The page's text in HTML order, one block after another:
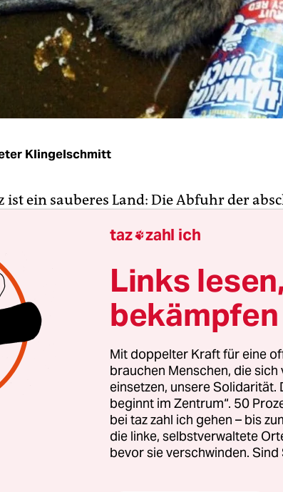
Klingelschmitt
ist ein sauberes Land: Die Abfuhr der
und die "Kehrwägli" sind rund
dennoch: Auch in der klinisch reinen
Mehr als zehn Millionen sollen es nach
sein, vornehmlich
Das macht knapp vier
Viecher" seien diese Ratten,
wahrheitsgemäß, als es jüngst über
die auf ein Rheinhochwasser
Schwanz gegen einen halben Meter
taz zahl ich
Links
bekämpfen
Mit doppelter Kraft für eine
brauchen Menschen, die
einsetzen, unsere Solidarität.
beginnt im Zentrum“. 50
bei taz zahl ich gehen – bis
die linke, selbstverwaltete
bevor sie verschwinden. Sind